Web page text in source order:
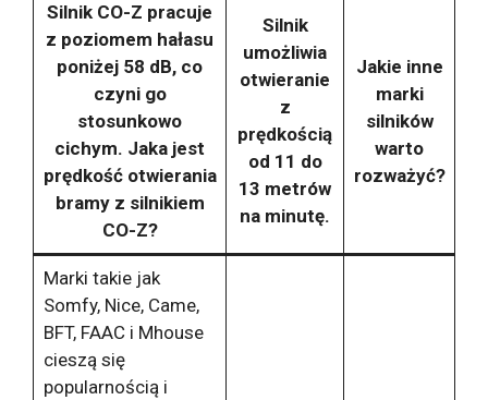
Silnik CO-Z pracuje
z poziomem hałasu
poniżej 58 dB, co
czyni go
stosunkowo
cichym. Jaka jest
prędkość otwierania
bramy z silnikiem
CO-Z?
Silnik
umożliwia
otwieranie
z
prędkością
od 11 do
13 metrów
na minutę.
Jakie inne
marki
silników
warto
rozważyć?
Marki takie jak
Somfy, Nice, Came,
BFT, FAAC i Mhouse
cieszą się
popularnością i